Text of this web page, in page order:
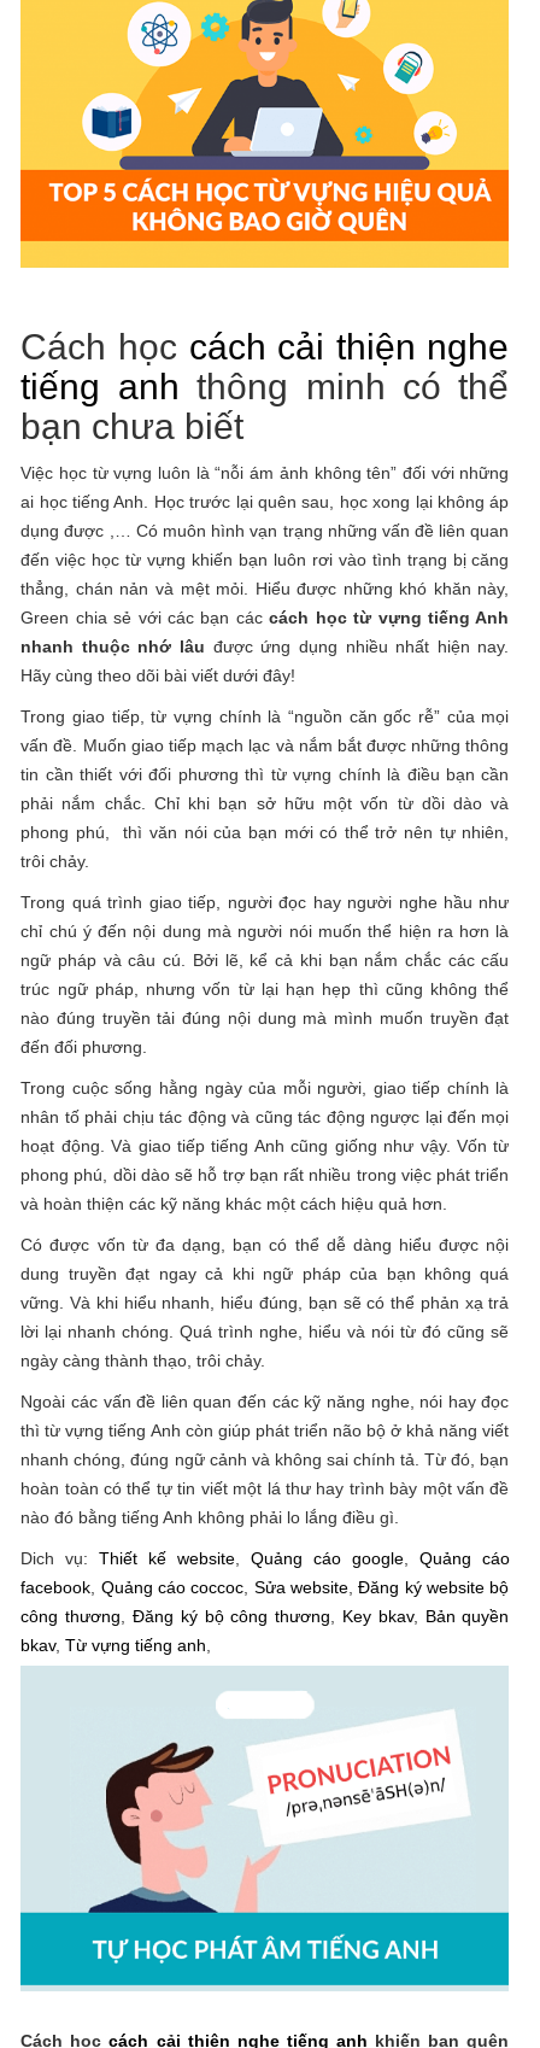
Cách học cách cải thiện nghe
tiếng anh thông minh có thể
bạn chưa biết
Việc học từ vựng luôn là “nỗi ám ảnh không tên” đối với những
ai học tiếng Anh. Học trước lại quên sau, học xong lại không áp
dụng được ,… Có muôn hình vạn trạng những vấn đề liên quan
đến việc học từ vựng khiến bạn luôn rơi vào tình trạng bị căng
thẳng, chán nản và mệt mỏi. Hiểu được những khó khăn này,
Green chia sẻ với các bạn cáccách học từ vựng tiếng Anh
nhanh thuộc nhớ lâu được ứng dụng nhiều nhất hiện nay.
Hãy cùng theo dõi bài viết dưới đây!
Trong giao tiếp, từ vựng chính là “nguồn căn gốc rễ” của mọi
vấn đề. Muốn giao tiếp mạch lạc và nắm bắt được những thông
tin cần thiết với đối phương thì từ vựng chính là điều bạn cần
phải nắm chắc. Chỉ khi bạn sở hữu một vốn từ dồi dào và
phong phú, thì văn nói của bạn mới có thể trở nên tự nhiên,
trôi chảy.
Trong quá trình giao tiếp, người đọc hay người nghe hầu như
chỉ chú ý đến nội dung mà người nói muốn thể hiện ra hơn là
ngữ pháp và câu cú. Bởi lẽ, kể cả khi bạn nắm chắc các cấu
trúc ngữ pháp, nhưng vốn từ lại hạn hẹp thì cũng không thể
nào đúng truyền tải đúng nội dung mà mình muốn truyền đạt
đến đối phương.
Trong cuộc sống hằng ngày của mỗi người, giao tiếp chính là
nhân tố phải chịu tác động và cũng tác động ngược lại đến mọi
hoạt động. Và giao tiếp tiếng Anh cũng giống như vậy. Vốn từ
phong phú, dồi dào sẽ hỗ trợ bạn rất nhiều trong việc phát triển
và hoàn thiện các kỹ năng khác một cách hiệu quả hơn.
Có được vốn từ đa dạng, bạn có thể dễ dàng hiểu được nội
dung truyền đạt ngay cả khi ngữ pháp của bạn không quá
vững. Và khi hiểu nhanh, hiểu đúng, bạn sẽ có thể phản xạ trả
lời lại nhanh chóng. Quá trình nghe, hiểu và nói từ đó cũng sẽ
ngày càng thành thạo, trôi chảy.
Ngoài các vấn đề liên quan đến các kỹ năng nghe, nói hay đọc
thì từ vựng tiếng Anh còn giúp phát triển não bộ ở khả năng viết
nhanh chóng, đúng ngữ cảnh và không sai chính tả. Từ đó, bạn
hoàn toàn có thể tự tin viết một lá thư hay trình bày một vấn đề
nào đó bằng tiếng Anh không phải lo lắng điều gì.
Dich vụ:Thiết kế website, Quảng cáo google, Quảng cáo
facebook, Quảng cáo coccoc, Sửa website,Đăng ký website bộ
công thương, Đăng ký bộ công thương, Key bkav, Bản quyền
bkav,Từ vựng tiếng anh,
Cách họccách cải thiện nghe tiếng anh khiến bạn quên